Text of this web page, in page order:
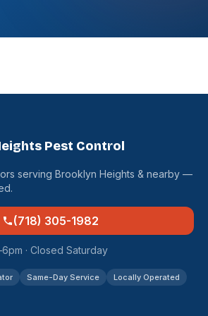
Pest Control
serving Brooklyn Heights & nearby —
(718) 305-1982
· Closed Saturday
Same-Day Service Locally Operated